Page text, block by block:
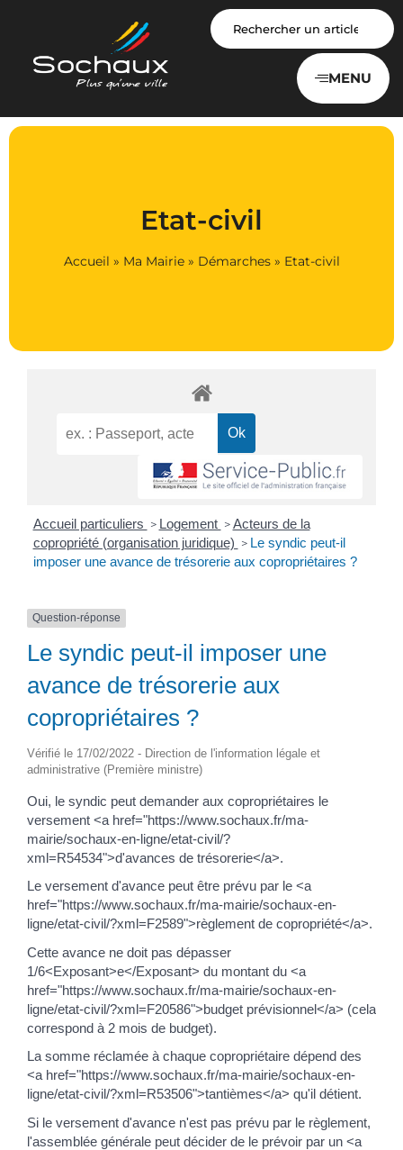
MENU
Etat-civil
Accueil » Ma Mairie» Démarches» Etat-civil
Accueil particuliers > Logement > Acteurs de la
copropriété (organisation juridique) > Le syndic peut-il
imposer une avance de trésorerie aux copropriétaires ?
Question-réponse
Le syndic peut-il imposer une
avance de trésorerie aux
copropriétaires ?
Vérifié le 17/02/2022 - Direction de l'information légale et
administrative (Première ministre)
Oui, le syndic peut demander aux copropriétaires le
versement <a href="https://www.sochaux.fr/ma-
mairie/sochaux-en-ligne/etat-civil/?
xml=R54534">d'avances de trésorerie</a>.
Le versement d'avance peut être prévu par le <a
href="https://www.sochaux.fr/ma-mairie/sochaux-en-
ligne/etat-civil/?xml=F2589">règlement de copropriété</a>.
Cette avance ne doit pas dépasser
1/6<Exposant>e</Exposant> du montant du <a
href="https://www.sochaux.fr/ma-mairie/sochaux-en-
ligne/etat-civil/?xml=F20586">budget prévisionnel</a> (cela
correspond à 2 mois de budget).
La somme réclamée à chaque copropriétaire dépend des
<a href="https://www.sochaux.fr/ma-mairie/sochaux-en-
ligne/etat-civil/?xml=R53506">tantièmes</a> qu'il détient.
Si le versement d'avance n'est pas prévu par le règlement,
l'assemblée générale peut décider de le prévoir par un <a
Panneau de gestion des cookies